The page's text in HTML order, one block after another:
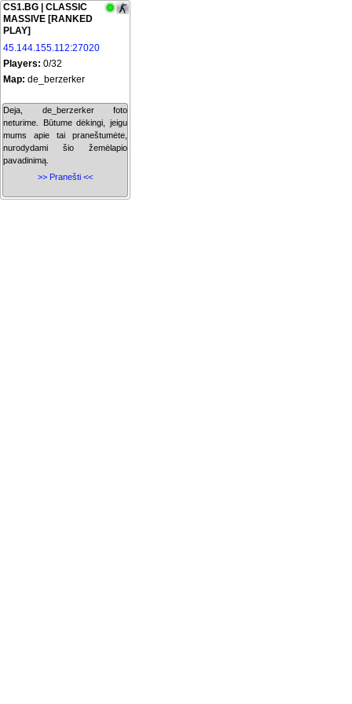
CS1.BG | CLASSIC
MASSIVE [RANKED
PLAY]
45.144.155.112:27020
Players: 0/32
Map: de_berzerker
Deja, de_berzerker foto
neturime. Būtume dėkingi, jeigu
mums apie tai praneštumėte,
nurodydami šio žemėlapio
pavadinimą.
>> Pranešti <<